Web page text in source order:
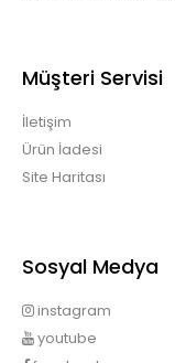
Müşteri Servisi
İletişim
Ürün İadesi
Site Haritası
Sosyal Medya
instagram
youtube